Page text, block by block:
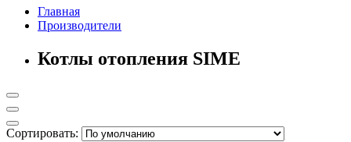
Главная
Производители
Котлы отопления SIME
Сортировать: